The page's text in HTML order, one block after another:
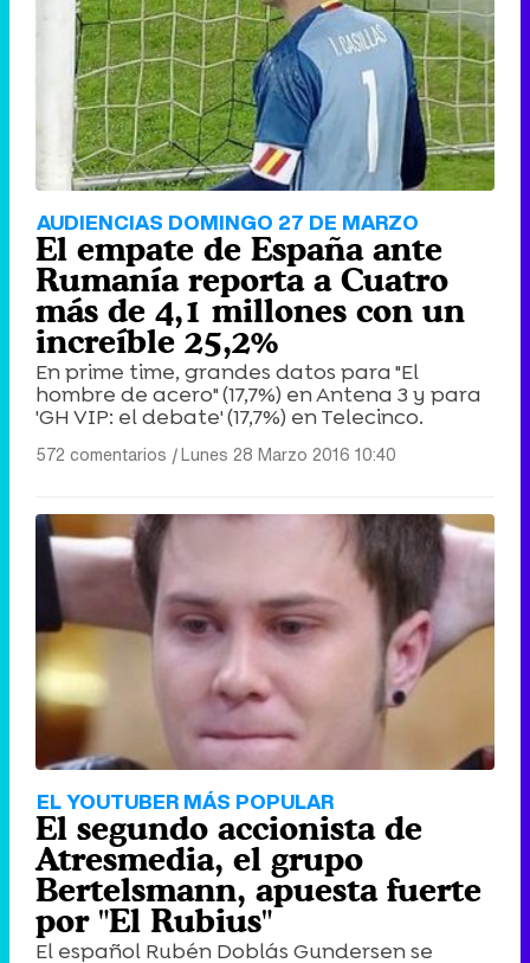
AUDIENCIAS DOMINGO 27 DE MARZO
El empate de España ante
Rumanía reporta a Cuatro
más de 4,1 millones con un
increíble 25,2%
En prime time, grandes datos para "El
hombre de acero" (17,7%) en Antena 3 y para
'GH VIP: el debate' (17,7%) en Telecinco.
572 comentarios |Lunes 28 Marzo 2016 10:40
EL YOUTUBER MÁS POPULAR
El segundo accionista de
Atresmedia, el grupo
Bertelsmann, apuesta fuerte
por "El Rubius"
El español Rubén Doblás Gundersen se